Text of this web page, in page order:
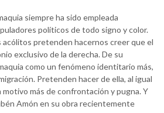
siempre ha sido empleada
políticos de todo signo y color.
acólitos pretenden hacernos creer que el
exclusivo de la derecha. De su
como un fenómeno identitario más,
Pretenden hacer de ella, al igual
más de confrontación y pugna. Y
Amón en su obra recientemente